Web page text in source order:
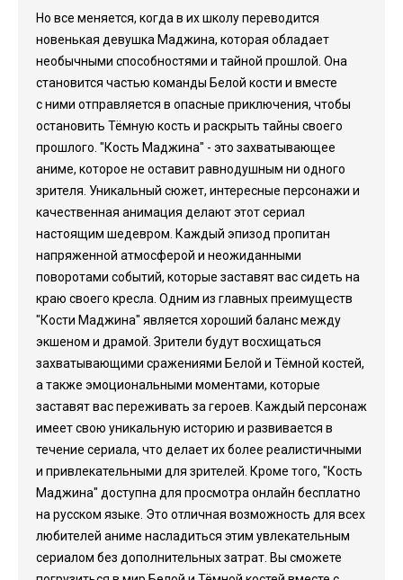
Но все меняется, когда в их школу переводится
новенькая девушка Маджина, которая обладает
необычными способностями и тайной прошлой. Она
становится частью команды Белой кости и вместе
с ними отправляется в опасные приключения, чтобы
остановить Тёмную кость и раскрыть тайны своего
прошлого. "Кость Маджина" - это захватывающее
аниме, которое не оставит равнодушным ни одного
зрителя. Уникальный сюжет, интересные персонажи и
качественная анимация делают этот сериал
настоящим шедевром. Каждый эпизод пропитан
напряженной атмосферой и неожиданными
поворотами событий, которые заставят вас сидеть на
краю своего кресла. Одним из главных преимуществ
"Кости Маджина" является хороший баланс между
экшеном и драмой. Зрители будут восхищаться
захватывающими сражениями Белой и Тёмной костей,
а также эмоциональными моментами, которые
заставят вас переживать за героев. Каждый персонаж
имеет свою уникальную историю и развивается в
течение сериала, что делает их более реалистичными
и привлекательными для зрителей. Кроме того, "Кость
Маджина" доступна для просмотра онлайн бесплатно
на русском языке. Это отличная возможность для всех
любителей аниме насладиться этим увлекательным
сериалом без дополнительных затрат. Вы сможете